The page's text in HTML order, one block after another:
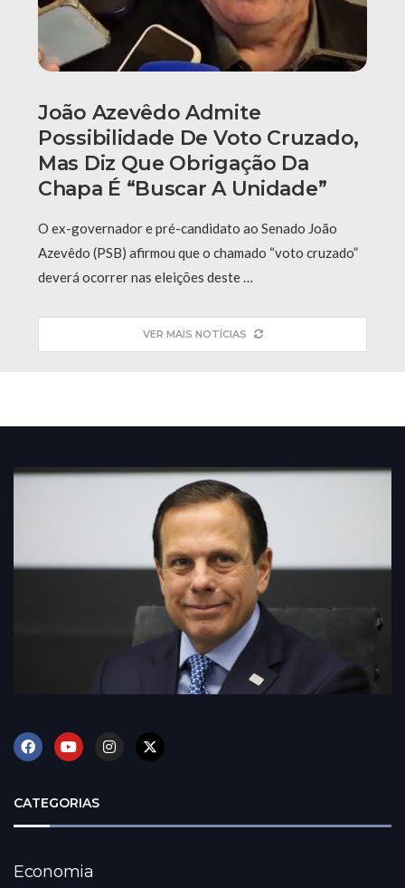
João Azevêdo Admite
Possibilidade De Voto Cruzado,
Mas Diz Que Obrigação Da
Chapa É “buscar A Unidade”
O ex-governador e pré-candidato ao Senado João
Azevêdo (PSB) afirmou que o chamado “voto cruzado”
deverá ocorrer nas eleições deste …
VER MAIS NOTÍCIAS
CATEGORIAS
Economia